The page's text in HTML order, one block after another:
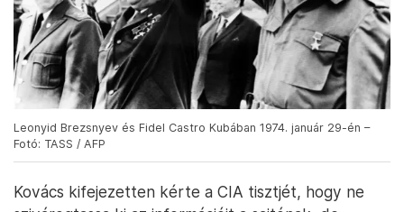
Leonyid Brezsnyev és Fidel Castro Kubában 1974. január 29-én –
Fotó: TASS / AFP
Kovács kifejezetten kérte a CIA tisztjét, hogy ne